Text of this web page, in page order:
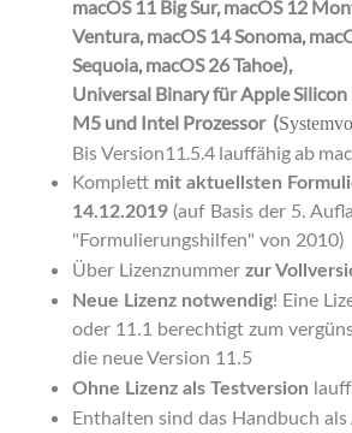
macOS 11 Big Sur, macOS 12
Ventura, macOS 14 Sonoma,
Sequoia, macOS 26 Tahoe),
Universal Binary für Apple
M5 und Intel Prozessor (
Bis Version11.5.4 lauffähig ab
Komplett mit aktuellsten
14.12.2019 (auf Basis der 5.
"Formulierungshilfen" von 2010)
Über Lizenznummer zur
Neue Lizenz notwendig! Eine
oder 11.1 berechtigt zum
die neue Version 11.5
Ohne Lizenz als Testversion
Enthalten sind das Handbuch